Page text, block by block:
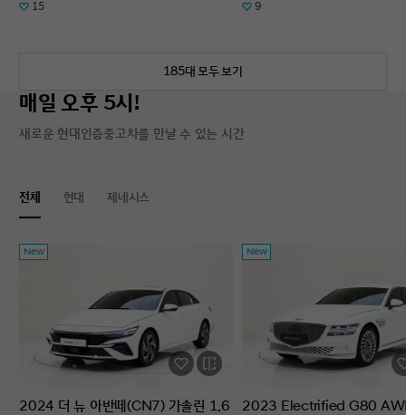
15 9
185대 모두 보기
매일 오후 5시!
새로운 현대인증중고차를 만날 수 있는 시간
전체 현대 제네시스
New
2024 더 뉴 아반떼(CN7) 가솔린 1.6
New
2023 Electrified G80